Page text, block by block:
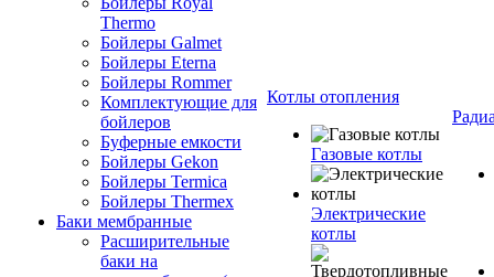
Thermo
Бойлеры Galmet
Бойлеры Eterna
Бойлеры Rommer
Комплектующие для
бойлеров
Буферные емкости
Бойлеры Gekon
Бойлеры Termica
Бойлеры Thermex
Баки мембранные
Расширительные
баки на
Котлы отопления
Газовые котлы
Электрические
котлы